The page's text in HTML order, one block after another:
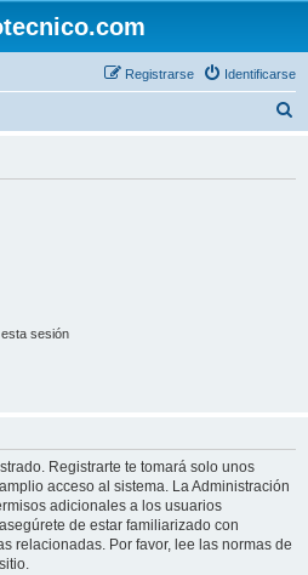
Identificarse
Registrarse
sesión
Registrarte te tomará solo unos
acceso al sistema. La Administración
adicionales a los usuarios
de estar familiarizado con
relacionadas. Por favor, lee las normas de